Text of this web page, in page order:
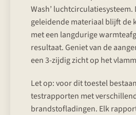
Wash’
geleidende materiaal blijft de
met een langdurige
resultaat. Geniet van de
een 3-zijdig zicht op het
Let op: voor dit toestel
testrapporten met
brandstofladingen. Elk